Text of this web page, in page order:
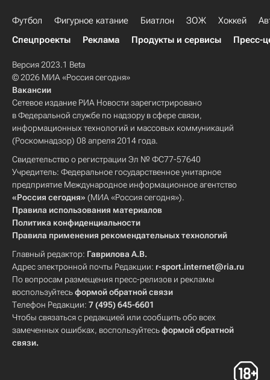
Футбол Фигурное катание Биатлон ЗОЖ Хоккей
Спецпроекты
Реклама Продукты и сервисы Пресс-
Версия 2023.1 Beta
© 2026 МИА «Россия сегодня»
Вакансии
Сетевое издание РИА Новости зарегистрировано
в Федеральной службе по надзору в сфере связи,
информационных технологий и массовых коммуникаций
(Роскомнадзор) 08 апреля 2014 года.
Свидетельство о регистрации Эл № ФС77-57640
Учредитель: Федеральное государственное унитарное
предприятие Международное информационное агентство
«Россия сегодня» (МИА «Россия сегодня»).
Правила использования материалов
Политика конфиденциальности
Правила применения рекомендательных технологий
Главный редактор: Гаврилова А.В.
Адрес электронной почты Редакции: r-sport.internet@ria.ru
По вопросам размещения пресс-релизов и рекламы
воспользуйтесьформой обратной связи
Телефон Редакции: 7 (495) 645-6601
Чтобы связаться с редакцией или сообщить обо всех
замеченных ошибках, воспользуйтесьформой обратной
связи.